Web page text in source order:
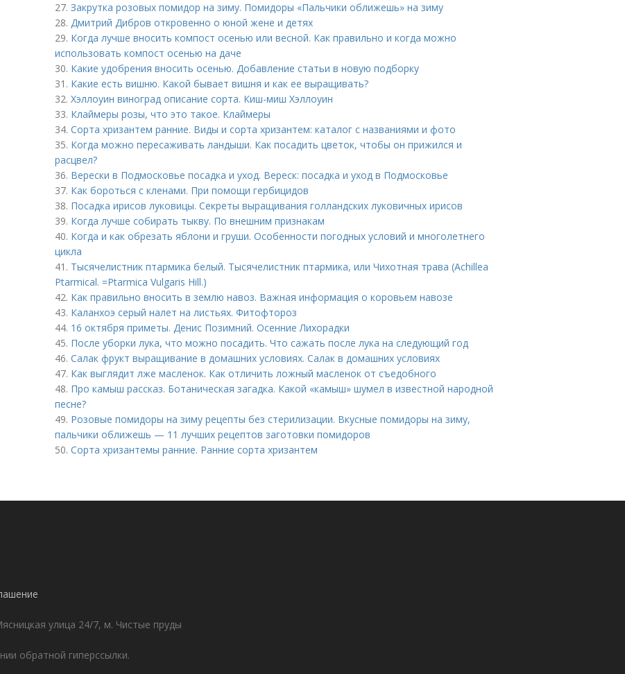
27. Закрутка розовых помидор на зиму. Помидоры «Пальчики оближешь» на зиму
28. Дмитрий Дибров откровенно о юной жене и детях
29. Когда лучше вносить компост осенью или весной. Как правильно и когда можно
использовать компост осенью на даче
30. Какие удобрения вносить осенью. Добавление статьи в новую подборку
31. Какие есть вишню. Какой бывает вишня и как ее выращивать?
32. Хэллоуин виноград описание сорта. Киш-миш Хэллоуин
33. Клаймеры розы, что это такое. Клаймеры
34. Сорта хризантем ранние. Виды и сорта хризантем: каталог с названиями и фото
35. Когда можно пересаживать ландыши. Как посадить цветок, чтобы он прижился и
расцвел?
36. Верески в Подмосковье посадка и уход. Вереск: посадка и уход в Подмосковье
37. Как бороться с кленами. При помощи гербицидов
38. Посадка ирисов луковицы. Секреты выращивания голландских луковичных ирисов
39. Когда лучше собирать тыкву. По внешним признакам
40. Когда и как обрезать яблони и груши. Особенности погодных условий и многолетнего
цикла
41. Тысячелистник птармика белый. Тысячелистник птармика, или Чихотная трава (Achillea
Ptarmical. =Ptarmica Vulgaris Hill.)
42. Как правильно вносить в землю навоз. Важная информация о коровьем навозе
43. Каланхоэ серый налет на листьях. Фитофтороз
44. 16 октября приметы. Денис Позимний. Осенние Лихорадки
45. После уборки лука, что можно посадить. Что сажать после лука на следующий год
46. Салак фрукт выращивание в домашних условиях. Салак в домашних условиях
47. Как выглядит лже масленок. Как отличить ложный масленок от съедобного
48. Про камыш рассказ. Ботаническая загадка. Какой «камыш» шумел в известной народной
песне?
49. Розовые помидоры на зиму рецепты без стерилизации. Вкусные помидоры на зиму,
пальчики оближешь — 11 лучших рецептов заготовки помидоров
50. Сорта хризантемы ранние. Ранние сорта хризантем
улица 24/7, м. Чистые пруды
обратной гиперссылки.